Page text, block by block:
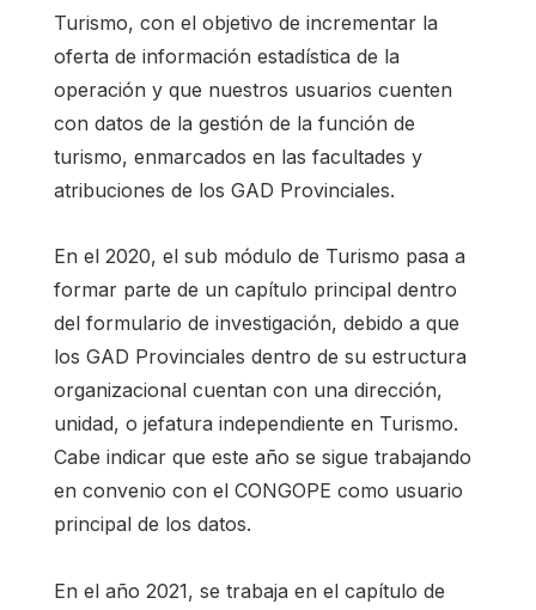
Turismo, con el objetivo de incrementar la
oferta de información estadística de la
operación y que nuestros usuarios cuenten
con datos de la gestión de la función de
turismo, enmarcados en las facultades y
atribuciones de los GAD Provinciales.
En el 2020, el sub módulo de Turismo pasa a
formar parte de un capítulo principal dentro
del formulario de investigación, debido a que
los GAD Provinciales dentro de su estructura
organizacional cuentan con una dirección,
unidad, o jefatura independiente en Turismo.
Cabe indicar que este año se sigue trabajando
en convenio con el CONGOPE como usuario
principal de los datos.
En el año 2021, se trabaja en el capítulo de